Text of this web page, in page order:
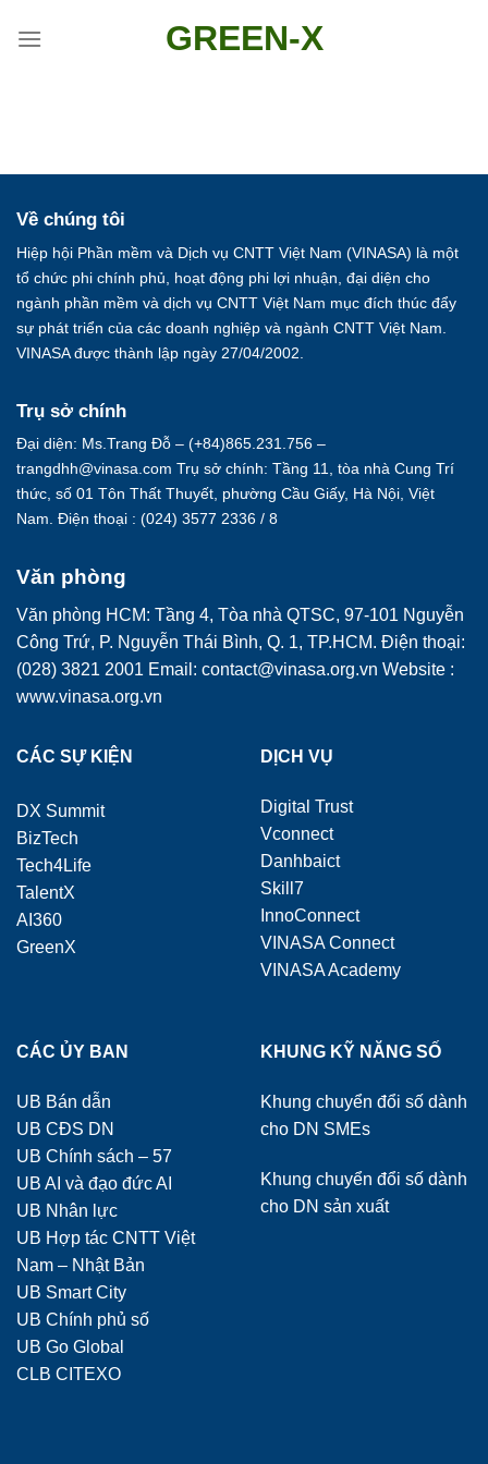
GREEN-X
Về chúng tôi
Hiệp hội Phần mềm và Dịch vụ CNTT Việt Nam (VINASA) là một
tổ chức phi chính phủ, hoạt động phi lợi nhuận, đại diện cho
ngành phần mềm và dịch vụ CNTT Việt Nam mục đích thúc đẩy
sự phát triển của các doanh nghiệp và ngành CNTT Việt Nam.
VINASA được thành lập ngày 27/04/2002.
Trụ sở chính
Đại diện: Ms.Trang Đỗ – (+84)865.231.756 –
trangdhh@vinasa.com Trụ sở chính: Tầng 11, tòa nhà Cung Trí
thức, số 01 Tôn Thất Thuyết, phường Cầu Giấy, Hà Nội, Việt
Nam. Điện thoại : (024) 3577 2336 / 8
Văn phòng
Văn phòng HCM: Tầng 4, Tòa nhà QTSC, 97-101 Nguyễn
Công Trứ, P. Nguyễn Thái Bình, Q. 1, TP.HCM. Điện thoại:
(028) 3821 2001 Email: contact@vinasa.org.vn Website :
www.vinasa.org.vn
CÁC SỰ KIỆN
DX Summit
BizTech
Tech4Life
TalentX
AI360
GreenX
DỊCH VỤ
Digital Trust
Vconnect
Danhbaict
Skill7
InnoConnect
VINASA Connect
VINASA Academy
CÁC ỦY BAN
UB Bán dẫn
UB CĐS DN
UB Chính sách – 57
UB AI và đạo đức AI
UB Nhân lực
UB Hợp tác CNTT Việt
Nam – Nhật Bản
UB Smart City
UB Chính phủ số
UB Go Global
CLB CITEXO
KHUNG KỸ NĂNG SỐ
Khung chuyển đổi số dành
cho DN SMEs
Khung chuyển đổi số dành
cho DN sản xuất